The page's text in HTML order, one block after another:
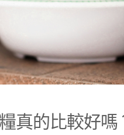
真的比較好